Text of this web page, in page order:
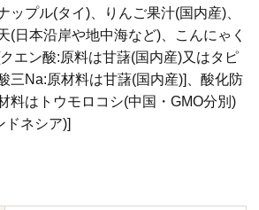
ップル(タイ)、りんご果汁(国内産)、
(日本沿岸や地中海など)、こんにゃく
エン酸:原料は甘藷(国内産)又はタピ
三Na:原材料は甘藷(国内産)]、酸化防
料はトウモロコシ(中国・GMO分別)
ドネシア)]